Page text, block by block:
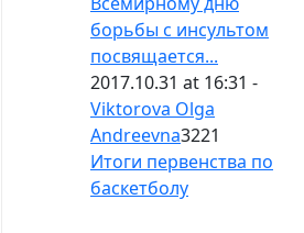
борьбы с инсультом
посвящается...
2017.10.31 at 16:31 -
Viktorova Olga
Andreevna3221
Итоги первенства по
баскетболу